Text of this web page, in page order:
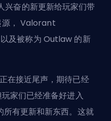
兴奋的新更新给玩家们带
源， Valorant
及被称为 Outlaw 的新
在接近尾声，期待已经
家们已经准备好进入
有更新和新东西。这就